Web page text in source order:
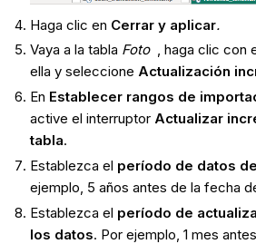
Haga clic en Cerrar y aplicar.
Vaya a la tabla Foto , haga clic con
ella y seleccione Actualización
En Establecer rangos de
active el interruptor Actualizar
tabla.
Establezca el período de datos
ejemplo, 5 años antes de la fecha
Establezca el período de
los datos. Por ejemplo, 1 mes